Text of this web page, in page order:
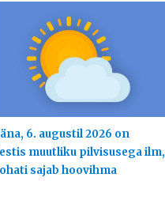
6. augustil 2026 on
muutliku pilvisusega ilm,
sajab hoovihma